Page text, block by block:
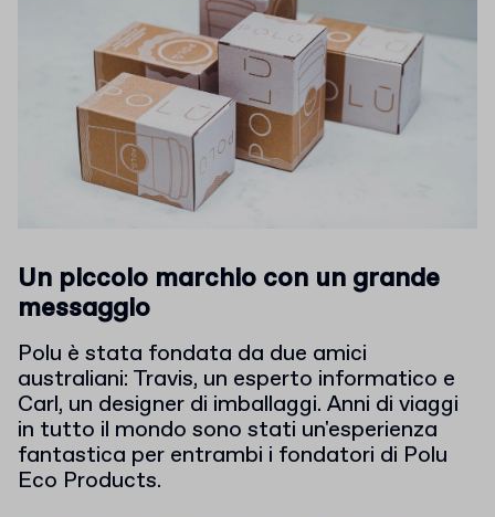
Un piccolo marchio con un grande
messaggio
Polu è stata fondata da due amici
australiani: Travis, un esperto informatico e
Carl, un designer di imballaggi. Anni di viaggi
in tutto il mondo sono stati un'esperienza
fantastica per entrambi i fondatori di Polu
Eco Products.